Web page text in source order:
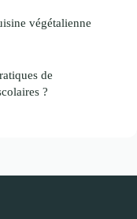
végétalienne
de
?